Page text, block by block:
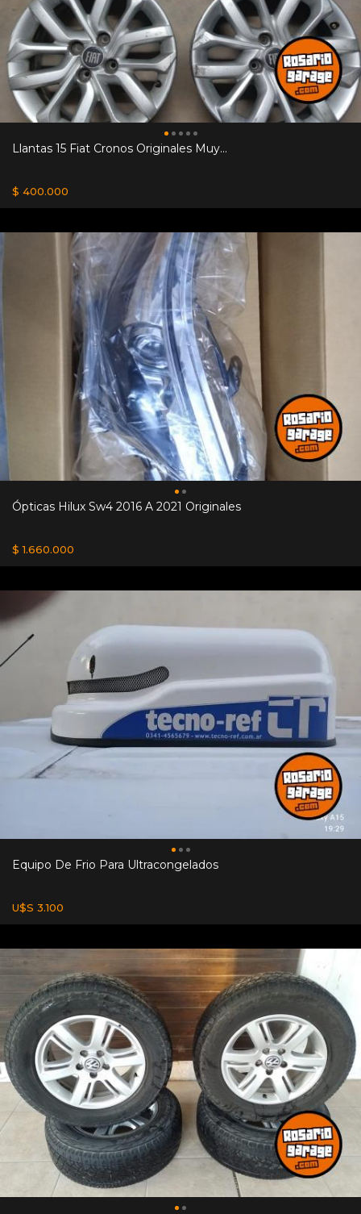
Llantas 15 Fiat Cronos Originales Muy...
$ 400.000
Ópticas Hilux Sw4 2016 A 2021 Originales
$ 1.660.000
Equipo De Frio Para Ultracongelados
U$S 3.100